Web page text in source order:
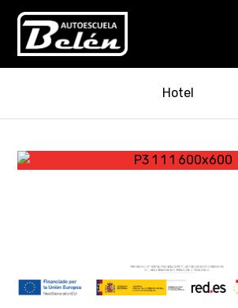
Hotel